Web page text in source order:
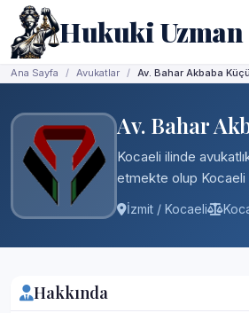
Hukuki Uzman
Ana Sayfa Avukatlar Av. Bahar Akbaba
Av. Bahar
Kocaeli ilinde
etmekte olup Kocaeli
İzmit / Kocaeli
Hakkında